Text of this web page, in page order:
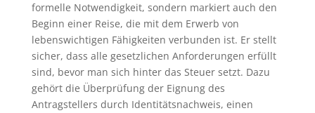
formelle Notwendigkeit, sondern markiert auch den
Beginn einer Reise, die mit dem Erwerb von
lebenswichtigen Fähigkeiten verbunden ist. Er stellt
sicher, dass alle gesetzlichen Anforderungen erfüllt
sind, bevor man sich hinter das Steuer setzt. Dazu
gehört die Überprüfung der Eignung des
Antragstellers durch Identitätsnachweis, einen